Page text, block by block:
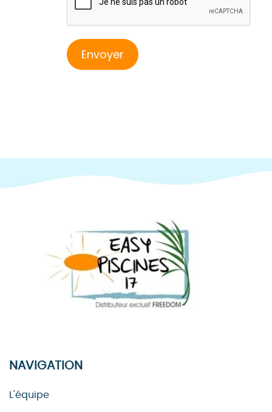
Envoyer
NAVIGATION
L'équipe